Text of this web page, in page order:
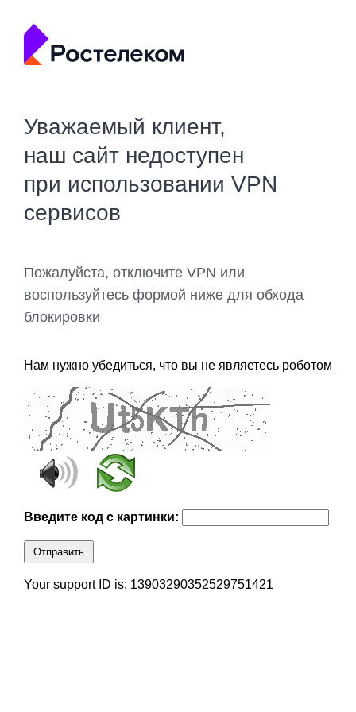
Уважаемый клиент,
наш сайт недоступен
при использовании VPN
сервисов
Пожалуйста, отключите VPN или
воспользуйтесь формой ниже для обхода
блокировки
Нам нужно убедиться, что вы не являетесь роботом
Введите код с картинки:
Отправить
Your support ID is: 13903290352529751421